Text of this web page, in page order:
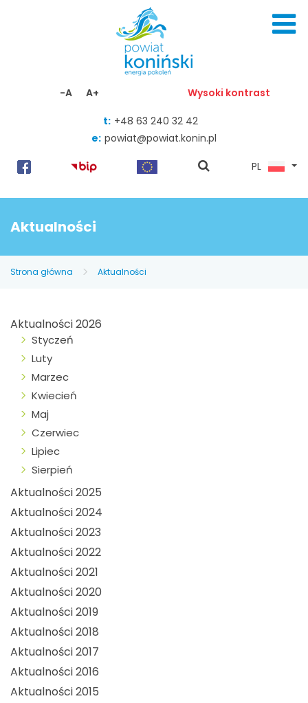
-A A+ Wysoki kontrast
t: +48 63 240 32 42
e: powiat@powiat.konin.pl
pokaż
PL
Aktualności
Strona główna Aktualności
Aktualności 2026
Styczeń
Luty
Marzec
Kwiecień
Maj
Czerwiec
Lipiec
Sierpień
Aktualności 2025
Aktualności 2024
Aktualności 2023
Aktualności 2022
Aktualności 2021
Aktualności 2020
Aktualności 2019
Aktualności 2018
Aktualności 2017
Aktualności 2016
Aktualności 2015